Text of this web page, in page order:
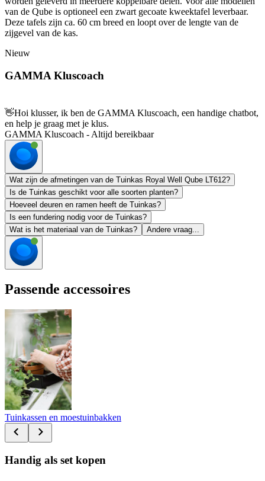
van de Qube is optioneel een zwart gecoate kweektafel leverbaar.
Deze tafels zijn ca. 60 cm breed en loopt over de lengte van de
zijgevel van de kas.
Nieuw
GAMMA Kluscoach
👋Hoi klusser, ik ben de GAMMA Kluscoach, een handige chatbot,
en help je graag met je klus.
GAMMA Kluscoach - Altijd bereikbaar
Wat zijn de afmetingen van de Tuinkas Royal Well Qube LT612?
Is de Tuinkas geschikt voor alle soorten planten?
Hoeveel deuren en ramen heeft de Tuinkas?
Is een fundering nodig voor de Tuinkas?
Wat is het materiaal van de Tuinkas?
Andere vraag...
Passende accessoires
Tuinkassen en moestuinbakken
Handig als set kopen